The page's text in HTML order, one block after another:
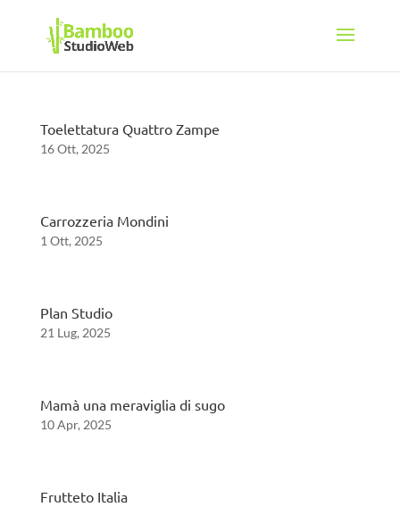
Toelettatura Quattro Zampe
16 Ott, 2025
Carrozzeria Mondini
1 Ott, 2025
Plan Studio
21 Lug, 2025
Mamà una meraviglia di sugo
10 Apr, 2025
Frutteto Italia